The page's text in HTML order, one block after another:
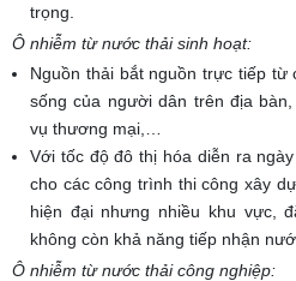
trọng.
Ô nhiễm từ nước thải sinh hoạt:
Nguồn thải bắt nguồn trực tiếp từ
sống của người dân trên địa
vụ thương mại,…
Với tốc độ đô thị hóa diễn ra
cho các công trình thi công xây
hiện đại nhưng nhiều khu vực,
không còn khả năng tiếp nhận
Ô nhiễm từ nước thải công nghiệp: